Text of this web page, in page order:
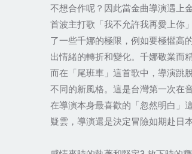
不想合作呢？因此當金曲導演遇上
首波主打歌「我不允許我再愛上你
了一些千娜的極限，例如要極懼高
出情緒的轉折和變化。千娜敬業而
而在「尾班車」這首歌中，導演跳
不同的新風格。這是台灣第一次在
在導演本身最喜歡的「忽然明白」
疑雲，導演還是決定冒險如期赴日